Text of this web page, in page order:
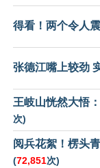
得看！两个令人
张德江嘴上较劲
王岐山恍然大悟
次)
阅兵花絮！楞头
(72,851次)